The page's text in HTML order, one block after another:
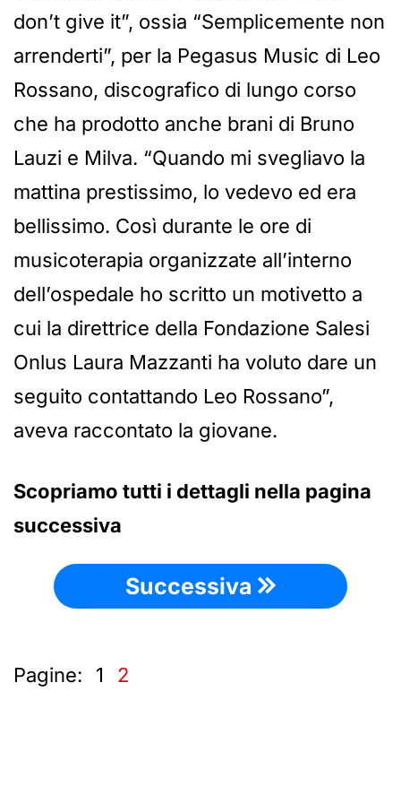
don’t give it”, ossia “Semplicemente non
arrenderti”, per la Pegasus Music di Leo
Rossano, discografico di lungo corso
che ha prodotto anche brani di Bruno
Lauzi e Milva. “Quando mi svegliavo la
mattina prestissimo, lo vedevo ed era
bellissimo. Così durante le ore di
musicoterapia organizzate all’interno
dell’ospedale ho scritto un motivetto a
cui la direttrice della Fondazione Salesi
Onlus Laura Mazzanti ha voluto dare un
seguito contattando Leo Rossano”,
aveva raccontato la giovane.
Scopriamo tutti i dettagli nella pagina
successiva
Successiva
Pagine: 1 2